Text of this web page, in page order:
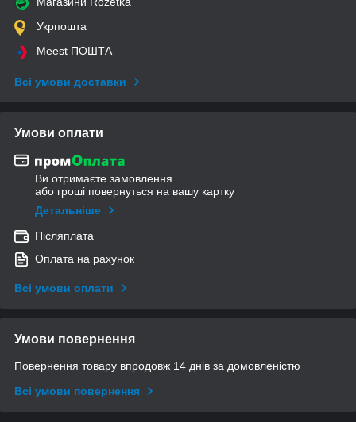
Укрпошта
Meest ПОШТА
Всі умови доставки
Умови оплати
Ви отримаєте замовлення
або гроші повернуться на вашу картку
Детальніше
Післяплата
Оплата на рахунок
Всі умови оплати
Умови повернення
Повернення товару впродовж 14 днів за домовленістю
Всі умови повернення